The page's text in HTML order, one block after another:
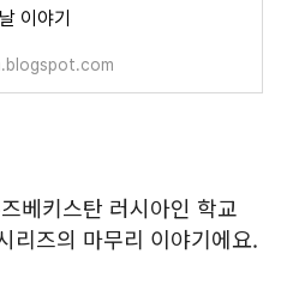
이야기
베키스탄 러시아인 학교
리즈의 마무리 이야기에요.